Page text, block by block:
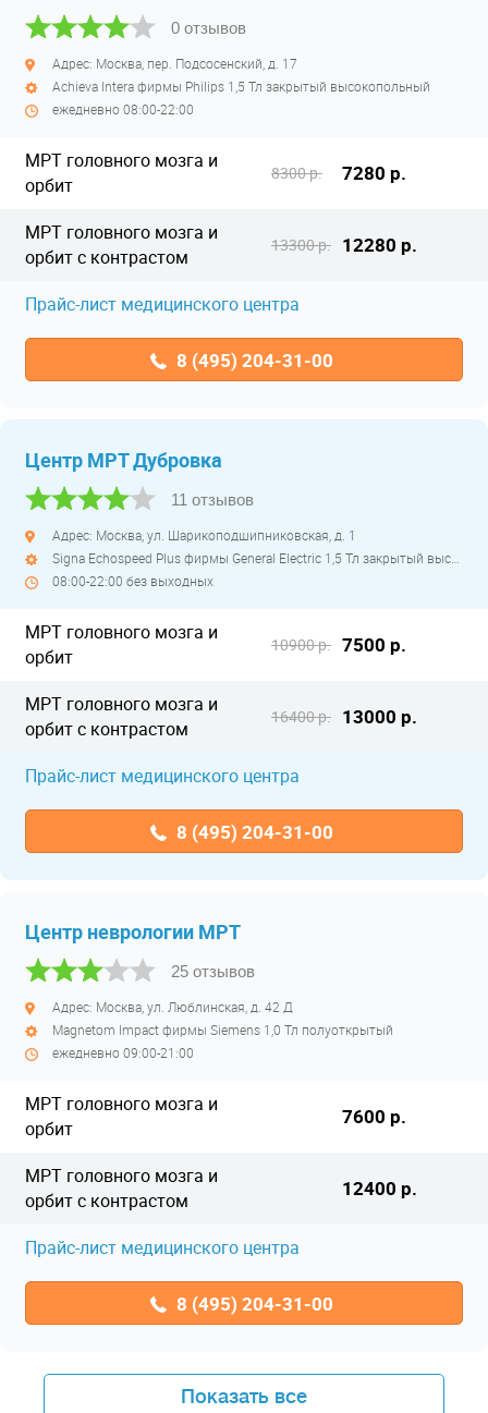
0 отзывов
Адрес: Москва, пер. Подсосенский, д. 17
Achieva Intera фирмы Philips 1,5 Тл закрытый высокопольный
ежедневно 08:00-22:00
МРТ головного мозга и
орбит
8300 р. 7280 р.
МРТ головного мозга и
орбит с контрастом
13300 р. 12280 р.
Прайс-лист медицинского центра
8 (495) 204-31-00
Центр МРТ Дубровка
11 отзывов
Адрес: Москва, ул. Шарикоподшипниковская, д. 1
08:00-22:00 без выходных
МРТ головного мозга и
орбит
10900 р. 7500 р.
МРТ головного мозга и
орбит с контрастом
16400 р. 13000 р.
Прайс-лист медицинского центра
8 (495) 204-31-00
Центр неврологии МРТ
25 отзывов
Адрес: Москва, ул. Люблинская, д. 42 Д
Magnetom Impact фирмы Siemens 1,0 Тл полуоткрытый
ежедневно 09:00-21:00
МРТ головного мозга и
орбит
7600 р.
МРТ головного мозга и
орбит с контрастом
12400 р.
Прайс-лист медицинского центра
8 (495) 204-31-00
Показать все